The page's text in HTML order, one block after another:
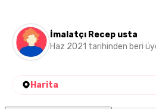
İmalatçı Recep usta
Haz 2021 tarihinden beri
Harita